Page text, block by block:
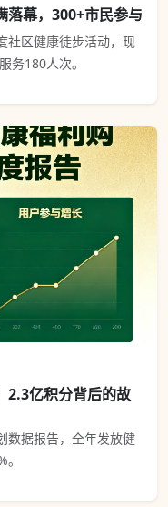
落幕，300+市民参与
社区健康徒步活动，现
务180人次。
2.3亿积分背后的故
数据报告，全年发放健